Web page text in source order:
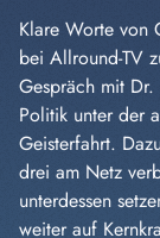
Klare Worte von
bei Allround-TV
Gespräch mit
Politik unter der
Geisterfahrt.
drei am Netz
unterdessen
weiter auf